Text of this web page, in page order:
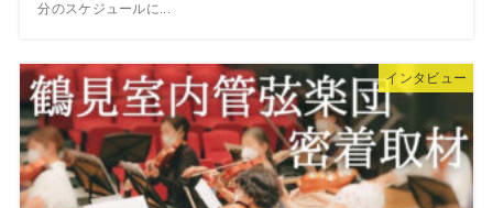
分のスケジュールに...
インタビュー